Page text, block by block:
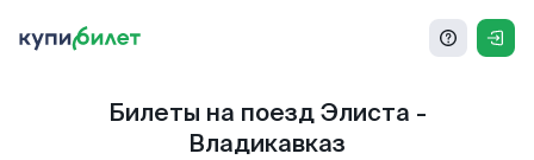
Билеты на поезд Элиста -
Владикавказ